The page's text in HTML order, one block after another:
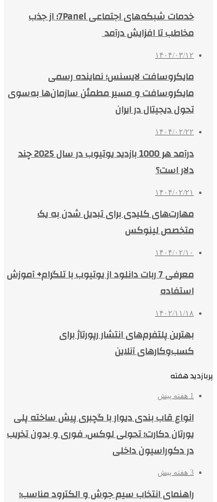
خدمات شبکه‌های اجتماعی 7Panel؛ از جذب
مخاطب تا افزایش درآمد
۱۴۰۴/۰۳/۱۲
مایکروسافت لایسنس؛ نماینده رسمی
مایکروسافت و مسیر مطمئن سازمان‌ها به‌سوی
تحول دیجیتال در ایران
۱۴۰۴/۰۲/۲۲
درآمد هر 1000 بازدید یوتیوب در سال 2025 چند
دلار است؟
۱۴۰۴/۰۲/۲۱
مهارت‌های کلیدی برای تبدیل شدن به یک
متخصص لینوکس
۱۴۰۴/۰۲/۱۰
معرفی 7 ربات دانلود از یوتیوب با تلگرام+ آموزش
استفاده
۱۴۰۲/۱۱/۱۸
بهترین پلتفرم‌های انتشار رپورتاژ برای
کسب‌وکارهای آنلاین
پربازدید هفته
1 هفته پیش
انواع قاب بندی دیوار با گچبری پیش ساخته پلی
یورتان دکارت؛ تحولی لوکس، فوری و بدون تخریب
در دکوراسیون داخلی
3 هفته پیش
راهنمای انتخاب سیم جوش و الکترود مناسب؛